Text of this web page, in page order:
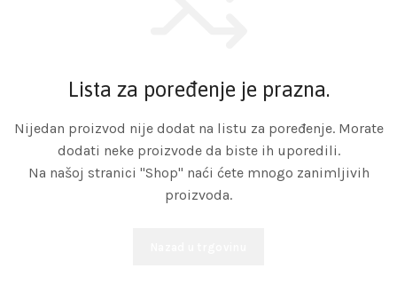
Lista za poređenje je prazna.
Nijedan proizvod nije dodat na listu za poređenje. Morate
dodati neke proizvode da biste ih uporedili.
Na našoj stranici "Shop" naći ćete mnogo zanimljivih
proizvoda.